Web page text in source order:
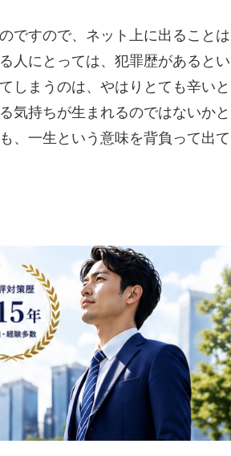
ですので、ネット上に出ることは
人にとっては、犯罪歴があるとい
しまうのは、やはりとても辛いと
気持ちが生まれるのではないかと
、一生という意味を背負って出て